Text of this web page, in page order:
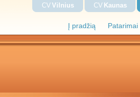
Į pradžią Patarimai
CV Vilnius CV Kaunas